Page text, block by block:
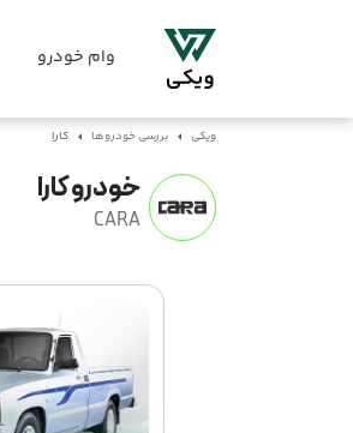
وام خودرو
ویکی بررسی خودروها کارا
خودرو کارا
CARA